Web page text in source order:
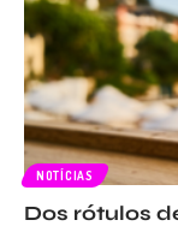
NOTÍCIAS
Dos rótulos